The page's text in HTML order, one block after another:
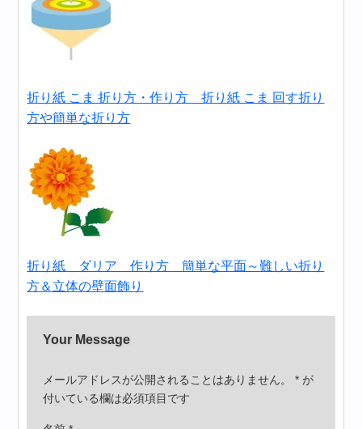
折り紙 こま 折り方・作り方 折り紙 こま 回す折り
方や簡単な折り方
折り紙 ダリア 作り方 簡単な平面～難しい折り
方＆立体の壁面飾り
Your Message
メールアドレスが公開されることはありません。 * が
付いている欄は必須項目です